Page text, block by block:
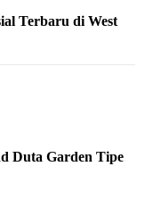
Terbaru di West
Duta Garden Tipe